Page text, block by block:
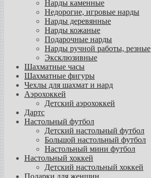
Нарды каменные
Недорогие, игровые нарды
Нарды деревянные
Нарды кожаные
Подарочные нарды
Нарды ручной работы, резные
Эксклюзивные
Шахматные часы
Шахматные фигуры
Чехлы для шахмат и нард
Аэрохоккей
Детский аэрохоккей
Дартс
Настольный футбол
Детский настольный футбол
Большой настольный футбол
Настольный мини футбол
Настольный хоккей
Детский настольный хоккей
Подарки для женщин